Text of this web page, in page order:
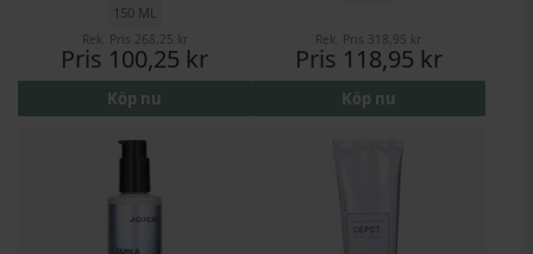
150 ML
Rek. Pris 268,25 kr
Pris 100,25 kr
Köp nu
Rek. Pris 318,95 kr
Pris 118,95 kr
Köp nu